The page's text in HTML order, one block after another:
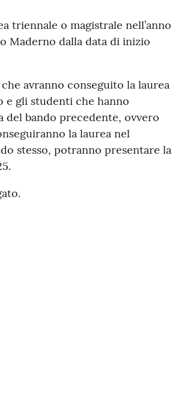
triennale o magistrale nell’anno
Maderno dalla data di inizio
avranno conseguito la laurea
e gli studenti che hanno
del bando precedente, ovvero
la laurea nel
stesso, potranno presentare la